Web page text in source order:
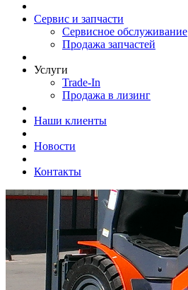
Сервис и запчасти
Сервисное обслуживание
Продажа запчастей
Услуги
Trade-In
Продажа в лизинг
Наши клиенты
Новости
Контакты